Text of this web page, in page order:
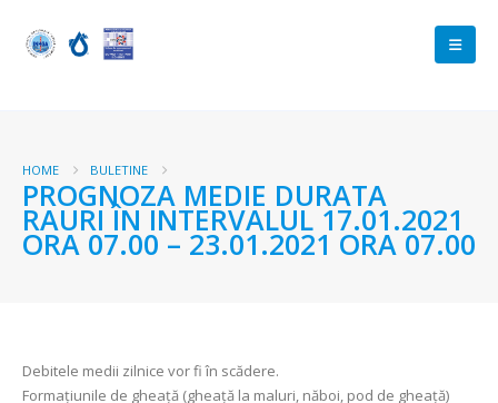
HOME BULETINE
PROGNOZA MEDIE DURATA
RAURI ÎN INTERVALUL 17.01.2021
ORA 07.00 – 23.01.2021 ORA 07.00
Debitele medii zilnice vor fi în scădere.
Formațiunile de gheață (gheață la maluri, năboi, pod de gheață)